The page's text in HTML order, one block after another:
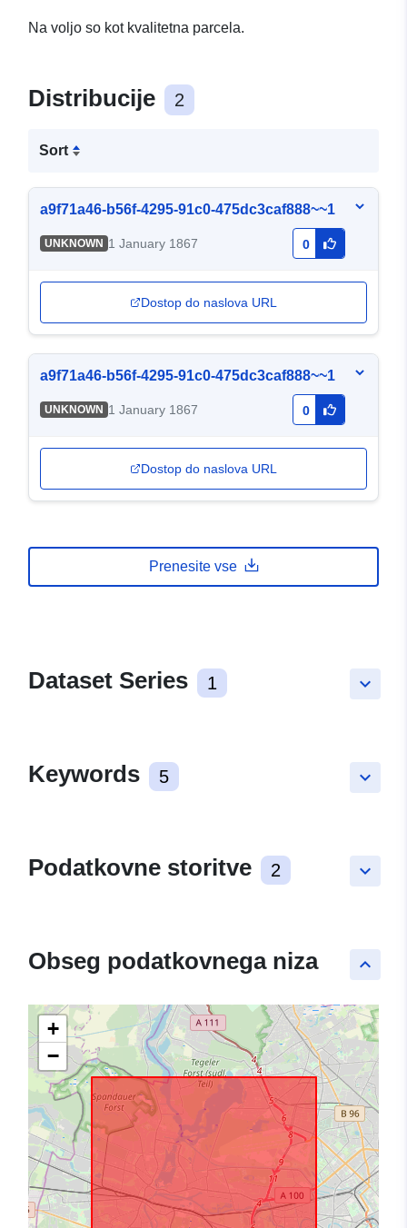
Na voljo so kot kvalitetna parcela.
Distribucije 2
Sort
a9f71a46-b56f-4295-91c0-475dc3caf888~~1
UNKNOWN 1 January 1867 0
Dostop do naslova URL
a9f71a46-b56f-4295-91c0-475dc3caf888~~1
UNKNOWN 1 January 1867 0
Dostop do naslova URL
Prenesite vse
keyboard_arrow_down
Dataset Series 1
keyboard_arrow_down
Keywords 5
keyboard_arrow_down
Podatkovne storitve 2
keyboard_arrow_up
Obseg podatkovnega niza
+
−